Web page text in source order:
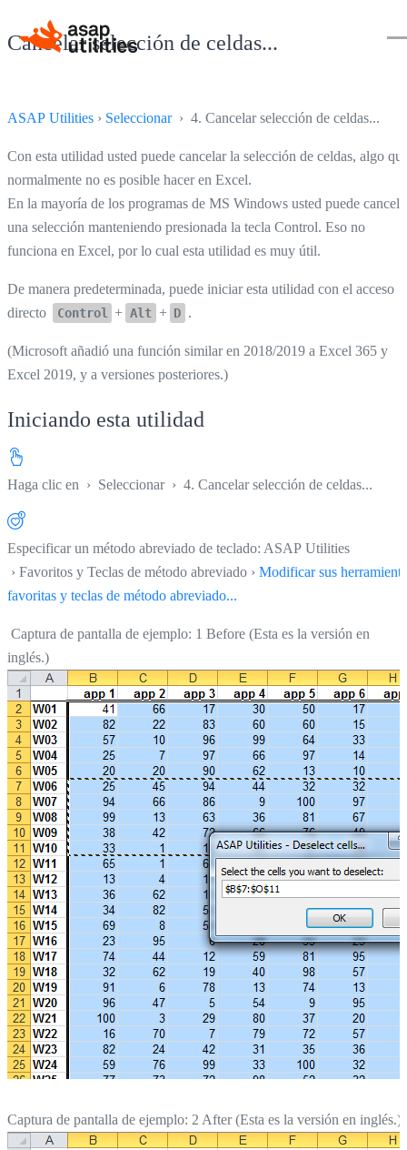
Cancelar selección de celdas...
ASAP Utilities › Seleccionar› 4. Cancelar selección de celdas...
Con esta utilidad usted puede cancelar la selección de celdas, algo
normalmente no es posible hacer en Excel.
En la mayoría de los programas de MS Windows usted puede
una selección manteniendo presionada la tecla Control. Eso no
funciona en Excel, por lo cual esta utilidad es muy útil.
De manera predeterminada, puede iniciar esta utilidad con el acceso
directo
Control + Alt + D .
(Microsoft añadió una función similar en 2018/2019 a Excel 365 y
Excel 2019, y a versiones posteriores.)
Iniciando esta utilidad
Haga clic en › Seleccionar› 4. Cancelar selección de celdas...
Especificar un método abreviado de teclado: ASAP Utilities
› Favoritos y Teclas de método abreviado › Modificar sus
favoritas y teclas de método abreviado...
Captura de pantalla de ejemplo: 1 Before (Esta es la versión en
inglés.)
Captura de pantalla de ejemplo: 2 After (Esta es la versión en inglés.)